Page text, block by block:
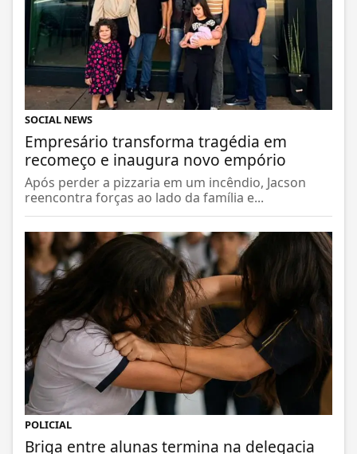
SOCIAL NEWS
Empresário transforma tragédia em
recomeço e inaugura novo empório
Após perder a pizzaria em um incêndio, Jacson
reencontra forças ao lado da família e...
POLICIAL
Briga entre alunas termina na delegacia